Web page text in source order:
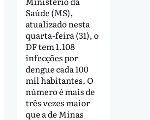
Saúde (MS),
atualizado nesta
quarta-feira (31), o
DF tem 1.108
infecções por
dengue cada 100
mil habitantes. O
número é mais de
três vezes maior
que a de Minas